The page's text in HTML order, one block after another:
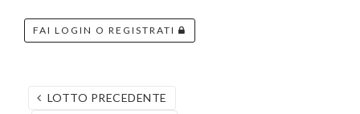
FAI LOGIN O REGISTRATI
LOTTO PRECEDENTE